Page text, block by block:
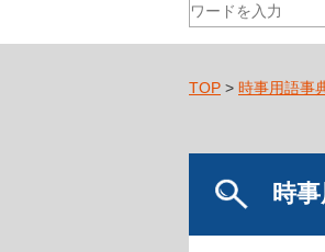
TOP > 時事用語事
時